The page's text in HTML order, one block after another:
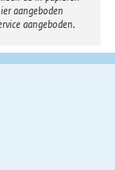
aangeboden
aangeboden.